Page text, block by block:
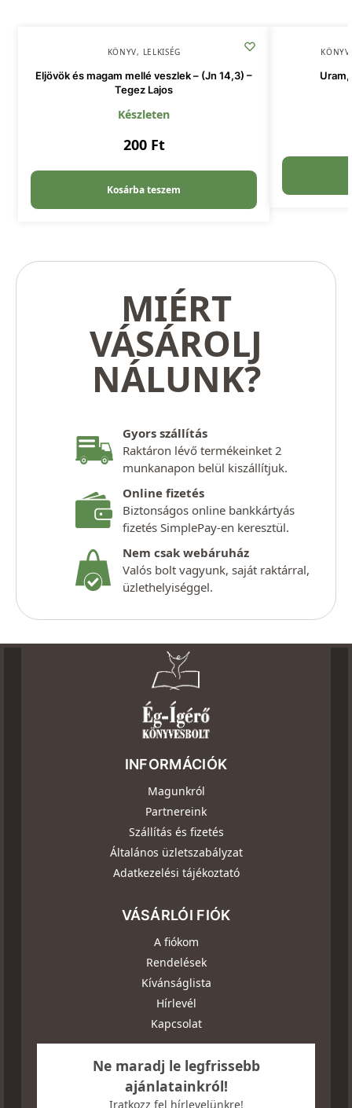
KÖNYV, LELKISÉG
Eljövök és magam mellé veszlek – (Jn 14,3) –
Tegez Lajos
Készleten
200 Ft
Kosárba teszem
KÖNYV
MIÉRT
VÁSÁROLJ
NÁLUNK?
Gyors szállítás
Raktáron lévő termékeinket 2
munkanapon belül kiszállítjuk.
Online fizetés
Biztonságos online bankkártyás
fizetés SimplePay-en keresztül.
Nem csak webáruház
Valós bolt vagyunk, saját raktárral,
üzlethelyiséggel.
INFORMÁCIÓK
Magunkról
Partnereink
Szállítás és fizetés
Általános üzletszabályzat
Adatkezelési tájékoztató
VÁSÁRLÓI FIÓK
A fiókom
Rendelések
Kívánságlista
Hírlevél
Kapcsolat
Ne maradj le legfrissebb
ajánlatainkról!
Iratkozz fel hírlevelünkre!